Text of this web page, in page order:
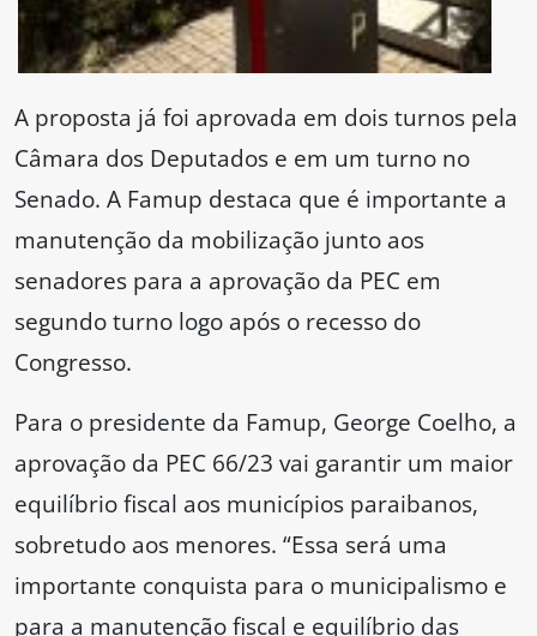
A proposta já foi aprovada em dois turnos pela
Câmara dos Deputados e em um turno no
Senado. A Famup destaca que é importante a
manutenção da mobilização junto aos
senadores para a aprovação da PEC em
segundo turno logo após o recesso do
Congresso.
Para o presidente da Famup, George Coelho, a
aprovação da PEC 66/23 vai garantir um maior
equilíbrio fiscal aos municípios paraibanos,
sobretudo aos menores. “Essa será uma
importante conquista para o municipalismo e
para a manutenção fiscal e equilíbrio das